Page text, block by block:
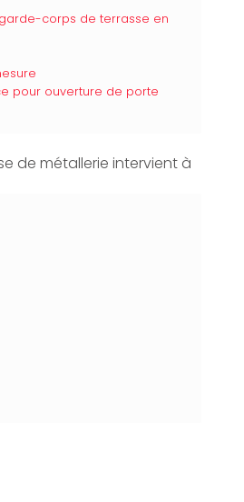
corps de terrasse en
pour ouverture de porte
de métallerie intervient à